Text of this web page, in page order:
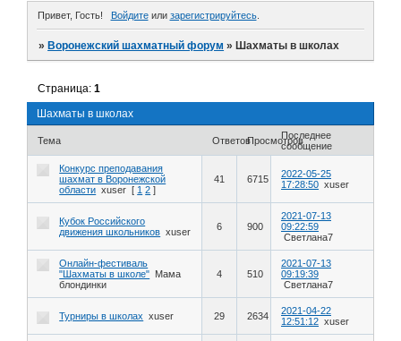
Привет, Гость! Войдитеили зарегистрируйтесь.
»Воронежский шахматный форум »Шахматы в школах
Шахматы в школах
Страница:1
Тема ОтветовПросмотровПоследнее
сообщение
Конкурс преподавания
шахмат в Воронежской
области xuser [ 1 2 ]
41 6715
2022-05-25
17:28:50 xuser
Кубок Российского
движения школьников xuser 6 900
2021-07-13
09:22:59
Светлана7
Онлайн-фестиваль
"Шахматы в школе" Мама
блондинки
4 510
2021-07-13
09:19:39
Светлана7
Турниры в школах xuser 29 2634
2021-04-22
12:51:12 xuser